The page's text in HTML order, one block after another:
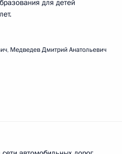
для детей
, Медведев Дмитрий Анатольевич